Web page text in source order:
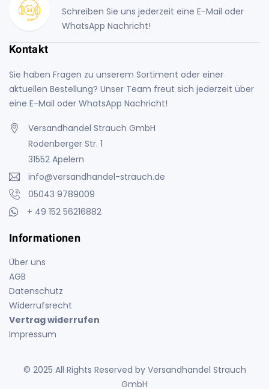
Schreiben Sie uns jederzeit eine E-Mail oder
WhatsApp Nachricht!
Kontakt
Sie haben Fragen zu unserem Sortiment oder einer
aktuellen Bestellung? Unser Team freut sich jederzeit über
eine E-Mail oder WhatsApp Nachricht!
Versandhandel Strauch GmbH
Rodenberger Str. 1
31552 Apelern
info@versandhandel-strauch.de
05043 9789009
+ 49 152 56216882
Informationen
Über uns
AGB
Datenschutz
Widerrufsrecht
Vertrag widerrufen
Impressum
© 2025 All Rights Reserved by Versandhandel Strauch
GmbH